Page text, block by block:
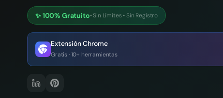
✨100% Gratuito•Sin Límites• Sin Registro
Extensión Chrome
Gratis · 10+ herramientas